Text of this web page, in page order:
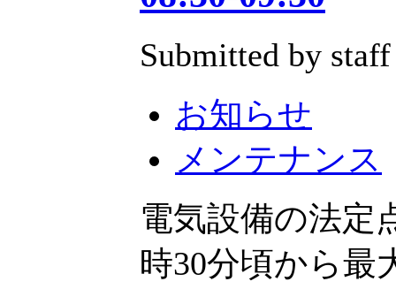
Submitted by
お知らせ
メンテナンス
電気設備の法定
時30分頃から最